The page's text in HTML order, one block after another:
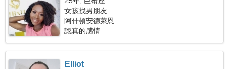
女孩找男朋友
阿什頓安德萊恩
認真的感情
Elliot